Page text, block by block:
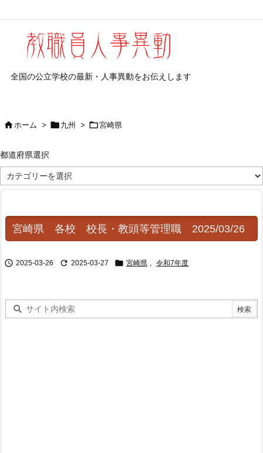
全国の公立学校の最新・人事異動をお伝えします
ホーム >  九州 > 宮崎県
都道府県選択
道
府
選
宮崎県 各校 校長・教頭等管理職 2025/03/26
 2025-03-26  2025-03-27  宮崎県 , 令和7年度